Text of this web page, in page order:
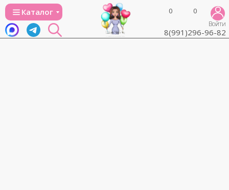
Каталог
Войти
0 0
8(991)296-96-82